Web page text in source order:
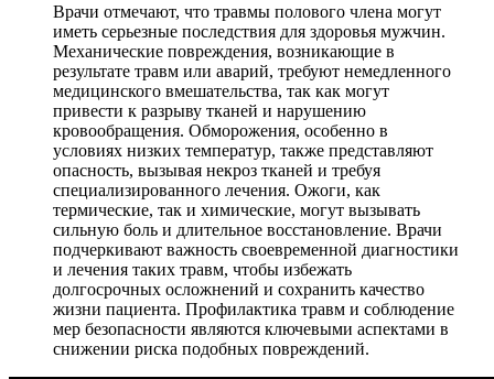
Врачи отмечают, что травмы полового члена могут
иметь серьезные последствия для здоровья мужчин.
Механические повреждения, возникающие в
результате травм или аварий, требуют немедленного
медицинского вмешательства, так как могут
привести к разрыву тканей и нарушению
кровообращения. Обморожения, особенно в
условиях низких температур, также представляют
опасность, вызывая некроз тканей и требуя
специализированного лечения. Ожоги, как
термические, так и химические, могут вызывать
сильную боль и длительное восстановление. Врачи
подчеркивают важность своевременной диагностики
и лечения таких травм, чтобы избежать
долгосрочных осложнений и сохранить качество
жизни пациента. Профилактика травм и соблюдение
мер безопасности являются ключевыми аспектами в
снижении риска подобных повреждений.